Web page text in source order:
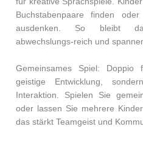
Buchstabenpaare finden
ausdenken. So bleibt
abwechslungs-reich und
Gemeinsames Spiel:
geistige Entwicklung,
Interaktion. Spielen Sie
oder lassen Sie mehrere
das stärkt Teamgeist und